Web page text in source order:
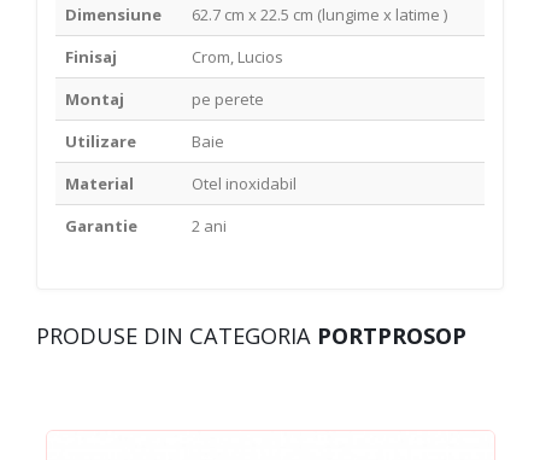
Dimensiune
62.7 cm x 22.5 cm (lungime x latime )
Finisaj
Crom, Lucios
Montaj
pe perete
Utilizare
Baie
Material
Otel inoxidabil
Garantie
2 ani
PRODUSE DIN CATEGORIA PORTPROSOP